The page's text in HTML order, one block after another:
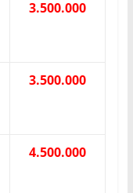
3.500.000
3.500.000
4.500.000